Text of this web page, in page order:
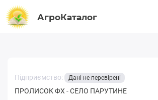
АгроКаталог
Підприємство: Дані не перевірені
ПРОЛИСОК ФХ - СЕЛО ПАРУТИНЕ